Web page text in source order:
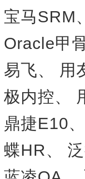
宝马SRM
Oracle甲
易飞、
用
极内控、
鼎捷E10、
蝶HR、